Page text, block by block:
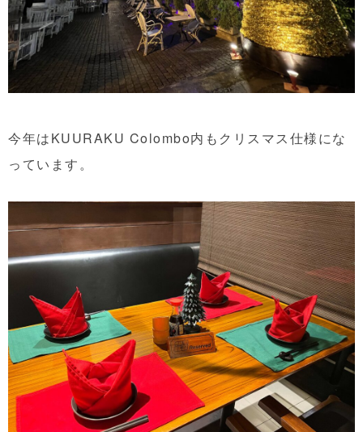
今年はKUURAKU Colombo内もクリスマス仕様にな
っています。